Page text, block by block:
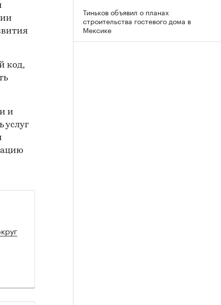
код,
и
услуг
Тиньков объявил о планах
строительства гостевого дома в
Мексике